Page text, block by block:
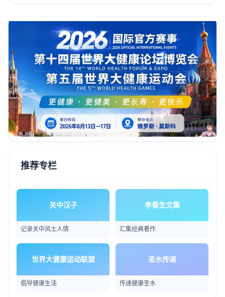
推荐专栏
关中汉子
记录关中风土人情
李春生文集
汇集经典著作
世界大健康运动联盟
倡导健康生活
圣水传递
传递健康圣水